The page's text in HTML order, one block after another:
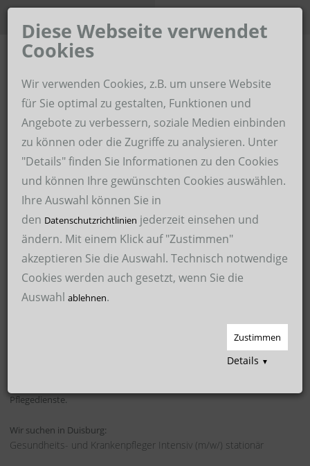
Diese Webseite verwendet
Cookies
Wir verwenden Cookies, z.B. um unsere Website
für Sie optimal zu gestalten, Funktionen und
Angebote zu verbessern, soziale Medien einbinden
zu können oder die Zugriffe zu analysieren. Unter
"Details" finden Sie Informationen zu den Cookies
und können Ihre gewünschten Cookies auswählen.
Ihre Auswahl können Sie in
den Datenschutzrichtlinien jederzeit einsehen und
ändern. Mit einem Klick auf "Zustimmen"
akzeptieren Sie die Auswahl. Technisch notwendige
Cookies werden auch gesetzt, wenn Sie die
Auswahl ablehnen.
Zustimmen
Details ▼
Gruppe
Home
Hoffmann Zeitarbeit im Revier
Hoffmann Personaldienstleistungen
Hoffmann Schweißservice
Hoffmann Malerservice
Hoffmann International Recruitment GmbH – HIRE
Über uns
Für Bewerber
Arbeitssicherheit
Hoffmann Medical Service GmbH
Gesundheits- und Krankenpfleger -
Unter dem Dach der Hoffmann Personaldienstleistungsgruppe
Pflegedienste.
Wir suchen in Duisburg:
Gesundheits- und Krankenpfleger Intensiv (m/w/) stationär